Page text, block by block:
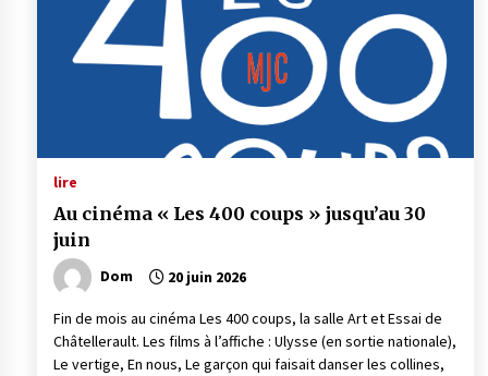
lire
Au cinéma « Les 400 coups » jusqu’au 30
juin
Dom 20 juin 2026
Fin de mois au cinéma Les 400 coups, la salle Art et Essai de
Châtellerault. Les films à l’affiche : Ulysse (en sortie nationale),
Le vertige, En nous, Le garçon qui faisait danser les collines,